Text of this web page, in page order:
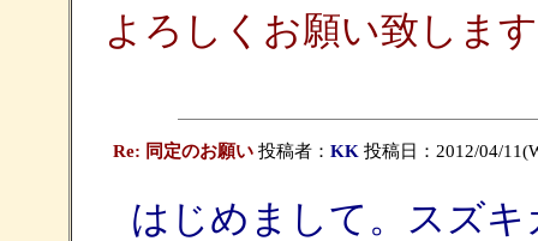
よろしくお願い致しま
Re: 同定のお願い投稿者： KK 投稿日：2012/04/
はじめまして。スズキ